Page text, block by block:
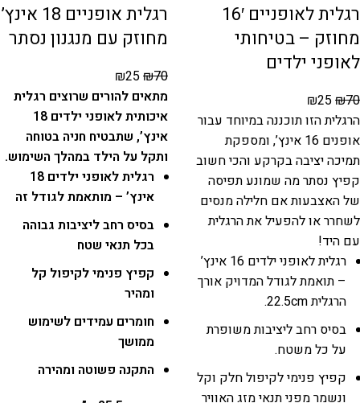
רגלית לאופניים 16′
מחוזק – בטיחותי
לאופני ילדים
₪70
₪25
הרגלית הזו תוכננה במיוחד עבור
אופנים 16 אינץ’, ומספקת
תמיכה יציבה בקרקע והכי חשוב
קפיץ נסתר מה שמונע תפיסה
של האצבעות אם חלילה מנסים
לשחרר או להפעיל את הרגלית
עם היד!
רגלית לאופני ילדים 16 אינץ’
– תואמת לגודל המדויק אורך
הרגלית 22.5cm.
בסיס רחב ליציבות משופרת
על כל משטח.
קפיץ פנימי לקיפול חלק וקל
ונשמר מפני תנאי מזג האוויר
רגלית אופניים 18 אינץ’
מחוזק עם מנגנון נסתר
₪70
₪25
מתאים להורים שרוצים רגלית
איכותית לאופני ילדים 18
אינץ’, שתבטיח חניה בטוחה
ותקל על הילד במהלך השימוש.
רגלית לאופני ילדים 18
אינץ’ – מותאמת לגודל זה
בסיס רחב ליציבות גבוהה
בכל תנאי שטח
קפיץ פנימי לקיפול קל
ומהיר
חומרים עמידים לשימוש
ממושך
התקנה פשוטה ומהירה